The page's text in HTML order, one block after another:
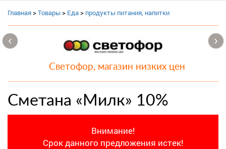
Главная>Товары > Еда> продукты питания, напитки
Светофор, магазин низких цен
Сметана «Милк» 10%
Внимание!
Срок данного предложения истек!
‹ ›